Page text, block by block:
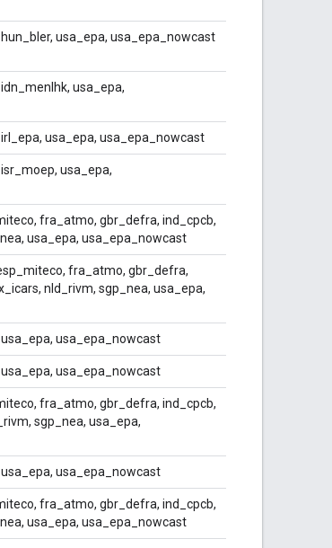
usa_epa, usa_epa_nowcast
usa_epa,
usa_epa, usa_epa_nowcast
usa_epa,
fra_atmo, gbr_defra, ind_cpcb,
usa_epa, usa_epa_nowcast
fra_atmo, gbr_defra,
nld_rivm, sgp_nea, usa_epa,
usa_epa_nowcast
usa_epa_nowcast
fra_atmo, gbr_defra, ind_cpcb,
sgp_nea, usa_epa,
usa_epa_nowcast
fra_atmo, gbr_defra, ind_cpcb,
usa_epa, usa_epa_nowcast